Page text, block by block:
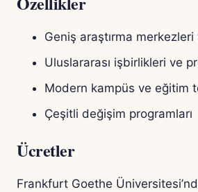
Geniş araştırma
Uluslararası işbirlikleri ve
Modern kampüs ve eğitim
Çeşitli değişim programları
Ücretler
Frankfurt Goethe